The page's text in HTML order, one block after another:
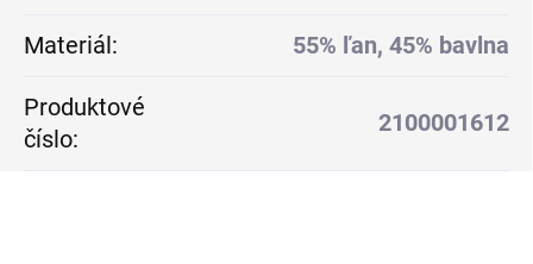
Materiál: 55% ľan, 45% bavlna
Produktové
číslo:
2100001612